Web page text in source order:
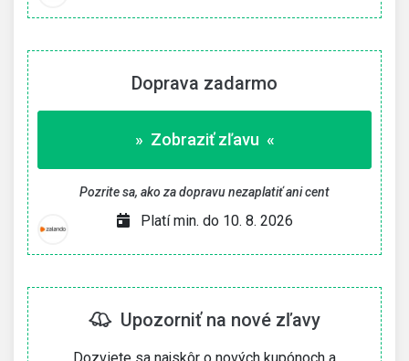
Doprava zadarmo
» Zobraziť zľavu «
Pozrite sa, ako za dopravu nezaplatiť ani cent
Platí min. do 10. 8. 2026
Upozorniť na nové zľavy